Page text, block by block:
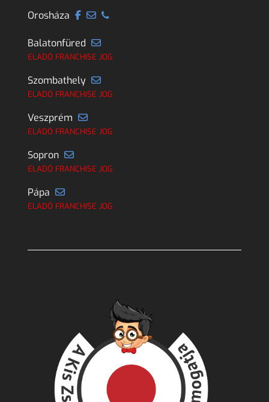
Orosháza
Balatonfüred
ELADÓ FRANCHISE JOG
Szombathely
ELADÓ FRANCHISE JOG
Veszprém
ELADÓ FRANCHISE JOG
Sopron
ELADÓ FRANCHISE JOG
Pápa
ELADÓ FRANCHISE JOG